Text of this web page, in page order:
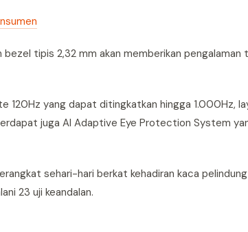
bezel tipis 2,32 mm akan memberikan
yang dapat ditingkatkan hingga 1.000Hz,
juga AI Adaptive Eye Protection System
sehari-hari berkat kehadiran kaca
23 uji keandalan.